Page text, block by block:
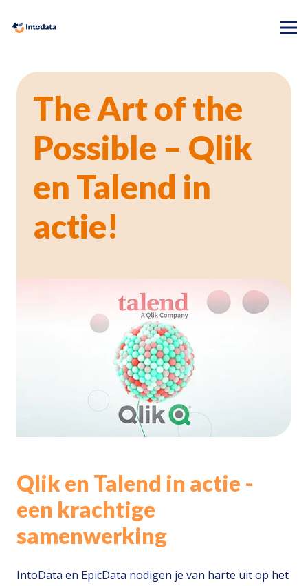
The Art of the
Possible – Qlik
en Talend in
actie!
Qlik en Talend in actie -
een krachtige
samenwerking
IntoData en EpicData nodigen je van harte uit op het